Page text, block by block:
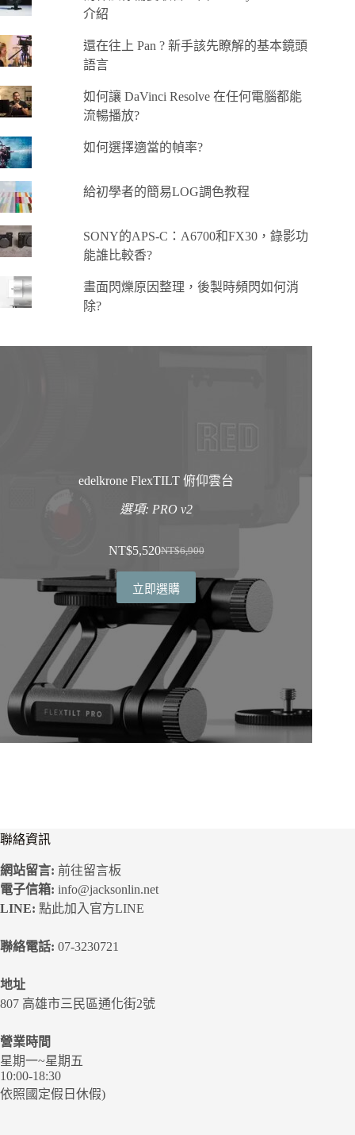
介紹
還在往上 Pan ? 新手該先瞭解的基本鏡頭
語言
如何讓 DaVinci Resolve 在任何電腦都能
流暢播放?
如何選擇適當的幀率?
給初學者的簡易LOG調色教程
SONY的APS-C：A6700和FX30，錄影功
能誰比較香?
畫面閃爍原因整理，後製時頻閃如何消
除?
edelkrone FlexTILT 俯仰雲台
選項: PRO v2
NT$6,900
原
始
價
格：
NT$6,900。
NT$5,520目
前
價
格：
NT$5,520。
立即選購
聯絡資訊
網站留言: 前往留言板
電子信箱: info@jacksonlin.net
LINE: 點此加入官方LINE
聯絡電話: 07-3230721
地址
807 高雄市三民區通化街2號
營業時間
星期一~星期五
10:00-18:30
依照國定假日休假)